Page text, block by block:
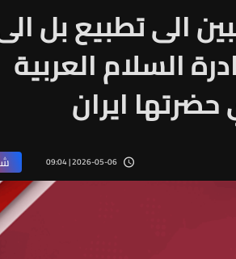
الى تطبيع بل
السلام العربية
ايران
2026-05-06 | 09:04